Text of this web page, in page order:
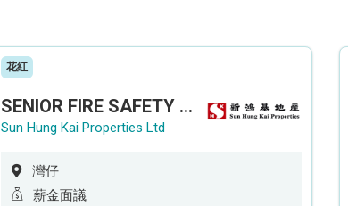
花紅
SENIOR FIRE SAFETY OFFICER / FIRE SAFETY OFFICER
Sun Hung Kai Properties Ltd
灣仔
薪金面議